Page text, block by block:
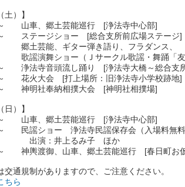
土）】
山車、郷土芸能巡行 [浄法寺中心部]
ステージショー [総合支所前広場ステージ]
ギター弾き語り、フラダンス、
ョー（Ｊサークル歌謡・舞踊「友」
浄法寺音頭流し踊り [浄法寺大橋～総合支
花火大会 [打上場所：旧浄法寺小学校跡地]
神明社奉納相撲大会 [神明社相撲場]
日）】
山車、郷土芸能巡行 [浄法寺中心部]
民謡ショー 浄法寺民謡保存会（入場料無
上るみ子 ほか
神輿渡御、山車、郷土芸能巡行 [春日町お
交通規制がありますので、ご注意ください。
ちら